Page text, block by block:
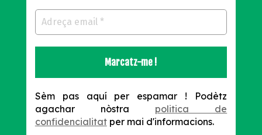
Sèm pas aquí per espamar !
Podètz
agachar nòstra politica de
confidencialitatper mai d'informacions.